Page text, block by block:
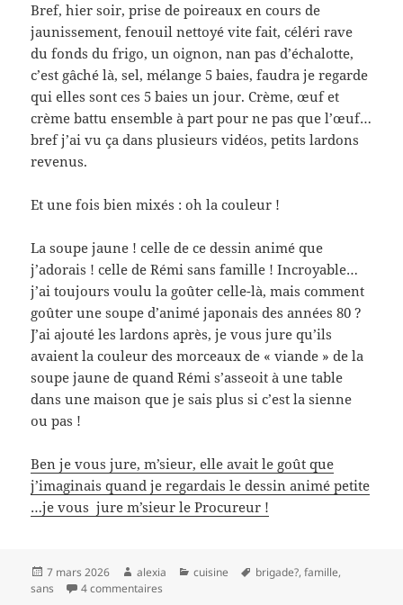
Bref, hier soir, prise de poireaux en cours de
jaunissement, fenouil nettoyé vite fait, céléri rave
du fonds du frigo, un oignon, nan pas d’échalotte,
c’est gâché là, sel, mélange 5 baies, faudra je regarde
qui elles sont ces 5 baies un jour. Crème, œuf et
crème battu ensemble à part pour ne pas que l’œuf…
bref j’ai vu ça dans plusieurs vidéos, petits lardons
revenus.
Et une fois bien mixés : oh la couleur !
La soupe jaune ! celle de ce dessin animé que
j’adorais ! celle de Rémi sans famille ! Incroyable…
j’ai toujours voulu la goûter celle-là, mais comment
goûter une soupe d’animé japonais des années 80 ?
J’ai ajouté les lardons après, je vous jure qu’ils
avaient la couleur des morceaux de « viande » de la
soupe jaune de quand Rémi s’asseoit à une table
dans une maison que je sais plus si c’est la sienne
ou pas !
Ben je vous jure, m’sieur, elle avait le goût que
j’imaginais quand je regardais le dessin animé petite
…je vous jure m’sieur le Procureur !
Publié
le
7 mars 2026 Auteur
alexia Catégories
cuisine
Mots-
brigade?,famille,
sans
4 commentaires